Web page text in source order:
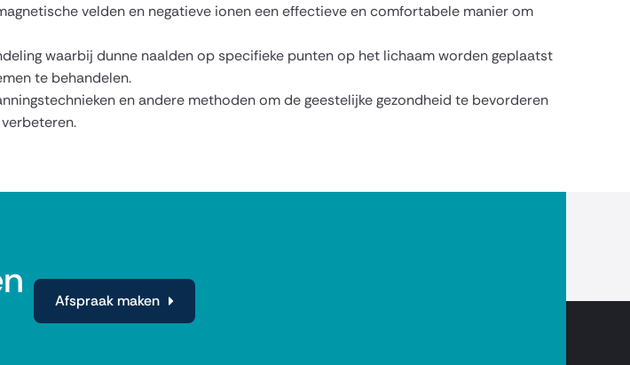
velden en negatieve ionen een effectieve en comfortabele manier om
waarbij dunne naalden op specifieke punten op het lichaam worden geplaatst
te behandelen.
en andere methoden om de geestelijke gezondheid te bevorderen
Afspraak maken